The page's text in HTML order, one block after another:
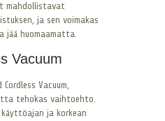
mahdollistavat
ja sen voimakas
jää huomaamatta.
Vacuum
Vacuum,
tehokas vaihtoehto.
ja korkean